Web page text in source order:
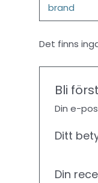
brand
Det finns
Bli
Din e-
Ditt
Din